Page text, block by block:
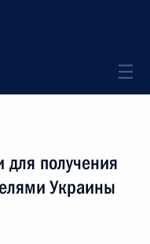
получения
Украины